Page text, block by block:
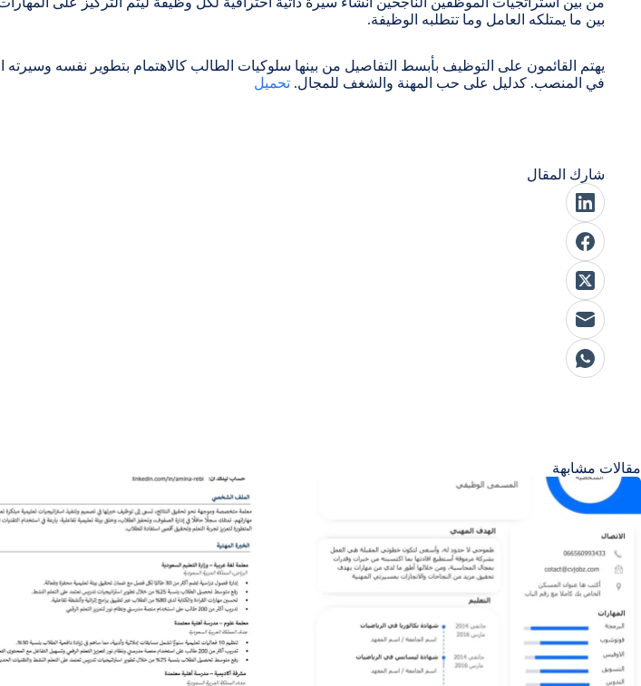
بين ما يمتلكه العامل وما تتطلبه الوظيفة.
يهتم القائمون على التوظيف بأبسط التفاصيل من بينها سلوكيات الطالب كالاهتمام بتطوير نفسه وسيرته
في المنصب. كدليل على حب المهنة والشغف للمجال. تحميل
شارك المقال
مقالات مشابهة